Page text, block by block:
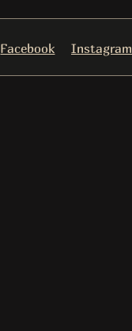
Facebook Instagram